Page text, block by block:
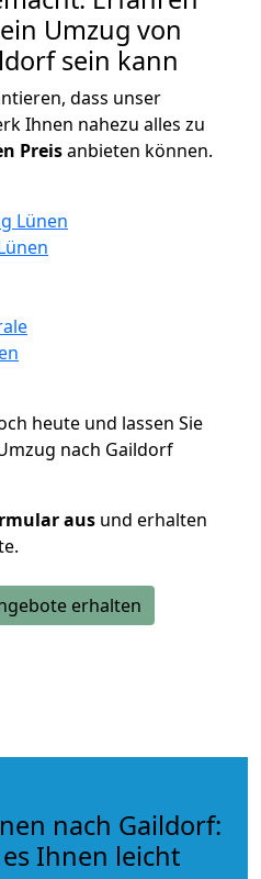
Umzug von
sein kann
dass unser
Ihnen nahezu alles zu
Preisanbieten können.
Lünen
heute und lassen Sie
nach Gaildorf
aus und erhalten
erhalten
nach Gaildorf:
Ihnen leicht